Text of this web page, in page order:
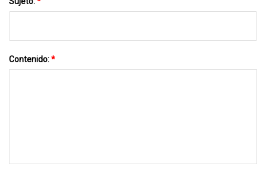
Contenido:*